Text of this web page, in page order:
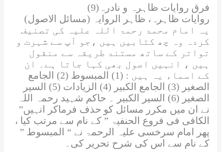
at
s
A
p
p
c
e
b
o
o
k
p
y
Li
n
k
re
a
d
s
o
gl
e
Tr
a
n
sl
at
e
itt
er
g
g
er
a
p
c
h
at
e
(9)فرق روایات ظاہرہ و نادرہ
روایات ظاہرہ، ظاہر الروایہ (مسائل الاصول)
یہ امام محمد رحمۃ اللہ علیہ
کی تصنیف
کردہ وہ چھ کتابیں ہیں ،جو آپ سے شہرت و
تواتر کے ساتھ مستند طریقہ سے منقول
ہیں ، انہیں اصول بھی کہا جاتا ہے۔ ان
کے اسماء یہ ہیں : (1) المبسوط (2) الجامع
الصغير (3) الجامع الکبیر (4) الزيادات (5) السير
الصغیر (6) السیر الکبیر ۔ حاکم شہید
رحمہ اللہ
نے ان میں مکرر مسائل کو حذف فرماکر انہیں”
الکافی فی فروع الحنفیۃ ” کے نام سے مرتب کیا ،
پھر امام سرخسی علیہ الرحمۃ نے “ المبسوط ”
کے نام سے اس کی شرح تحریر کی۔